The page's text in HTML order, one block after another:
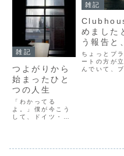
雑記
つよがりから
始まったひと
つの人生
「わかってる
よ。」僕が今こう
して、ドイツ・オ
雑記
めました
う報告と
SNSにつ
ちょっとプ
ートの方が
んでいて、